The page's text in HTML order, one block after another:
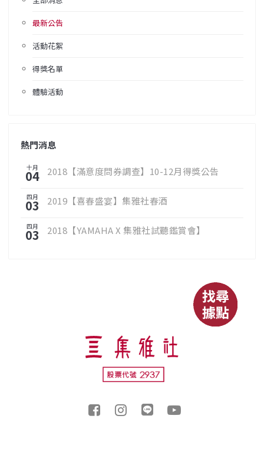
最新公告
活動花絮
得獎名單
體驗活動
熱門消息
十月
04 2018【滿意度問券調查】10-12月得獎公告
四月
03 2019【喜春盛宴】集雅社春酒
四月
03 2018【YAMAHA X 集雅社試聽鑑賞會】